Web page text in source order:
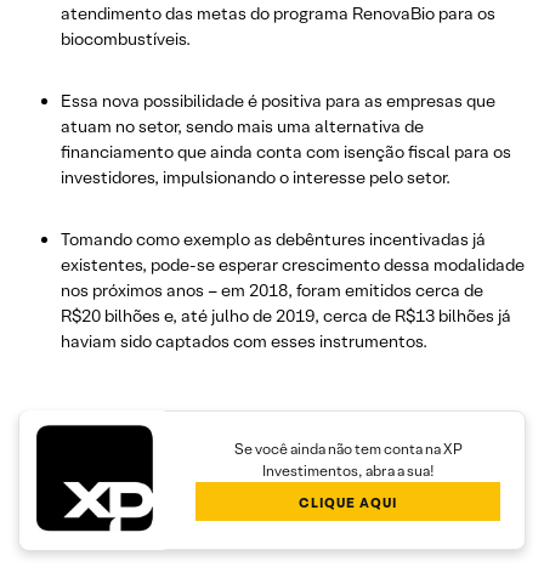
atendimento das metas do programa RenovaBio para os
biocombustíveis.
Essa nova possibilidade é positiva para as empresas que
atuam no setor, sendo mais uma alternativa de
financiamento que ainda conta com isenção fiscal para os
investidores, impulsionando o interesse pelo setor.
Tomando como exemplo as debêntures incentivadas já
existentes, pode-se esperar crescimento dessa modalidade
nos próximos anos – em 2018, foram emitidos cerca de
R$20 bilhões e, até julho de 2019, cerca de R$13 bilhões já
haviam sido captados com esses instrumentos.
Se você ainda não tem conta na XP
Investimentos, abra a sua!
CLIQUE AQUI